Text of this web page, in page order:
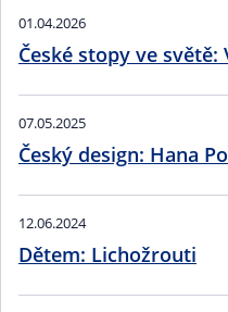
01.04.2026
České stopy ve
07.05.2025
Český design: Hana
12.06.2024
Dětem: Lichožrouti